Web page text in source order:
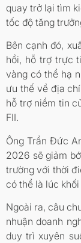
quay trở lại tìm
tốc độ tăng
Bên cạnh đó,
hồi, hỗ trợ trực
vàng có thể hạ
ưu thế về địa
hỗ trợ niềm tin
FII.
Ông Trần Đức
2026 sẽ giảm
trường với thời
có thể là lúc
Ngoài ra, câu
nhuận doanh
duy trì xuyên